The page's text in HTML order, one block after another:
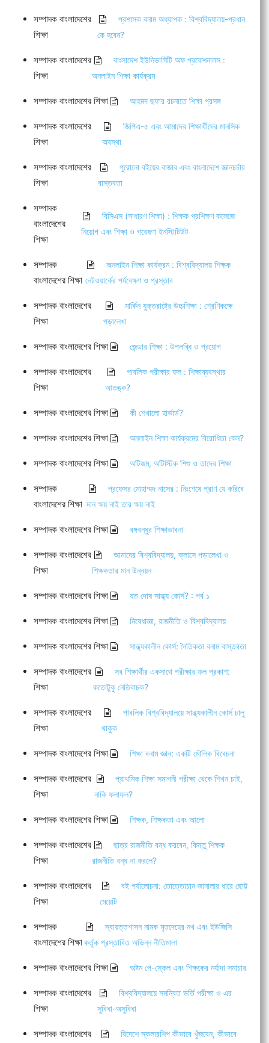
সম্পাদক বাংলাদেশের
শিক্ষা
প্রশাসক বনাম অধ্যাপক : বিশ্ববিদ্যালয়-প্রধান
কে হবেন?
সম্পাদক বাংলাদেশের
শিক্ষা
বাংলাদেশ ইউনিভার্সিটি অফ প্রফেশনালস :
অনলাইন শিক্ষা কার্যক্রম
সম্পাদক বাংলাদেশের শিক্ষা আহমদ ছফার রচনাতে শিক্ষা প্রসঙ্গ
সম্পাদক বাংলাদেশের
শিক্ষা
জিপিএ-৫ এবং আমাদের শিক্ষার্থীদের মানসিক
অবস্থা
সম্পাদক বাংলাদেশের
শিক্ষা
পুরোনো বইয়ের বাজার এবং বাংলাদেশে জ্ঞানচর্চার
বাস্তবতা
সম্পাদক
বাংলাদেশের
শিক্ষা
বিসিএস (সাধারণ শিক্ষা) : শিক্ষক প্রশিক্ষণ কলেজে
নিয়োগ এবং শিক্ষা ও গবেষণা ইনস্টিটিউট
সম্পাদক
বাংলাদেশের শিক্ষা
অনলাইন শিক্ষা কার্যক্রম : বিশ্ববিদ্যালয় শিক্ষক
নেটওয়ার্কের পর্যবেক্ষণ ও প্রস্তাব
সম্পাদক বাংলাদেশের
শিক্ষা
মার্কিন যুক্তরাষ্ট্রে উচ্চশিক্ষা : শ্রেণিকক্ষে
পড়ালেখা
সম্পাদক বাংলাদেশের শিক্ষা জেন্ডার শিক্ষা : উপলব্ধি ও প্রয়োগ
সম্পাদক বাংলাদেশের
শিক্ষা
পাবলিক পরীক্ষার ফল : শিক্ষাব্যবস্থার
আতঙ্ক?
সম্পাদক বাংলাদেশের শিক্ষা কী শেখালো হার্ভার্ড?
সম্পাদক বাংলাদেশের শিক্ষা অনলাইন শিক্ষা কার্যক্রমের বিরোধিতা কেন?
সম্পাদক বাংলাদেশের শিক্ষা অটিজম, অটিস্টিক শিশু ও তাদের শিক্ষা
সম্পাদক
বাংলাদেশের শিক্ষা
প্রফেসর মোহাম্মদ নাসের : নিঃশেষে প্রাণ যে করিবে
দান ক্ষয় নাই তার ক্ষয় নাই
সম্পাদক বাংলাদেশের শিক্ষা বঙ্গবন্ধুর শিক্ষাভাবনা
সম্পাদক বাংলাদেশের
শিক্ষা
আমাদের বিশ্ববিদ্যালয়, ক্লাসে পড়ালেখা ও
শিক্ষকতার মান উন্নয়ন
সম্পাদক বাংলাদেশের শিক্ষা যত দোষ সান্ধ্য কোর্স? : পর্ব ১
সম্পাদক বাংলাদেশের শিক্ষা নিষেধাজ্ঞা, রাজনীতি ও বিশ্ববিদ্যালয়
সম্পাদক বাংলাদেশের শিক্ষা সান্ধ্যকালীন কোর্স: নৈতিকতা বনাম বাস্তবতা
সম্পাদক বাংলাদেশের
শিক্ষা
সব শিক্ষার্থীর একসাথে পরীক্ষার ফল প্রকাশ:
কতোটুকু নেতিবাচক?
সম্পাদক বাংলাদেশের
শিক্ষা
পাবলিক বিশ্ববিদ্যালয়ে সান্ধ্যকালীন কোর্স চালু
থাকুক
সম্পাদক বাংলাদেশের শিক্ষা শিক্ষা বনাম জ্ঞান: একটি মৌলিক বিবেচনা
সম্পাদক বাংলাদেশের
শিক্ষা
প্রাথমিক শিক্ষা সমাপনী পরীক্ষা থেকে শিখন চাই,
নাকি ফলাফল?
সম্পাদক বাংলাদেশের শিক্ষা শিক্ষক, শিক্ষকতা এবং আলো
সম্পাদক বাংলাদেশের
শিক্ষা
ছাত্র রাজনীতি বন্ধ করবেন, কিন্তু শিক্ষক
রাজনীতি বন্ধ না করলে?
সম্পাদক বাংলাদেশের
শিক্ষা
বই পর্যালোচনা: তোত্তোচান জানালার ধারে ছোট্ট
মেয়েটি
সম্পাদক
বাংলাদেশের শিক্ষা
স্বায়ত্তশাসন নামক মৃতদেহের নখ এবং ইউজিসি
কর্তৃক প্রস্তাবিত অভিন্ন নীতিমালা
সম্পাদক বাংলাদেশের শিক্ষা অষ্টম পে-স্কেল এবং শিক্ষকের মর্যাদা সমাচার
সম্পাদক বাংলাদেশের
শিক্ষা
বিশ্ববিদ্যালয়ে সমন্বিত ভর্তি পরীক্ষা ও এর
সুবিধা-অসুবিধা
সম্পাদক বাংলাদেশের বিদেশে স্কলারশিপ কীভাবে খুঁজবেন, কীভাবে